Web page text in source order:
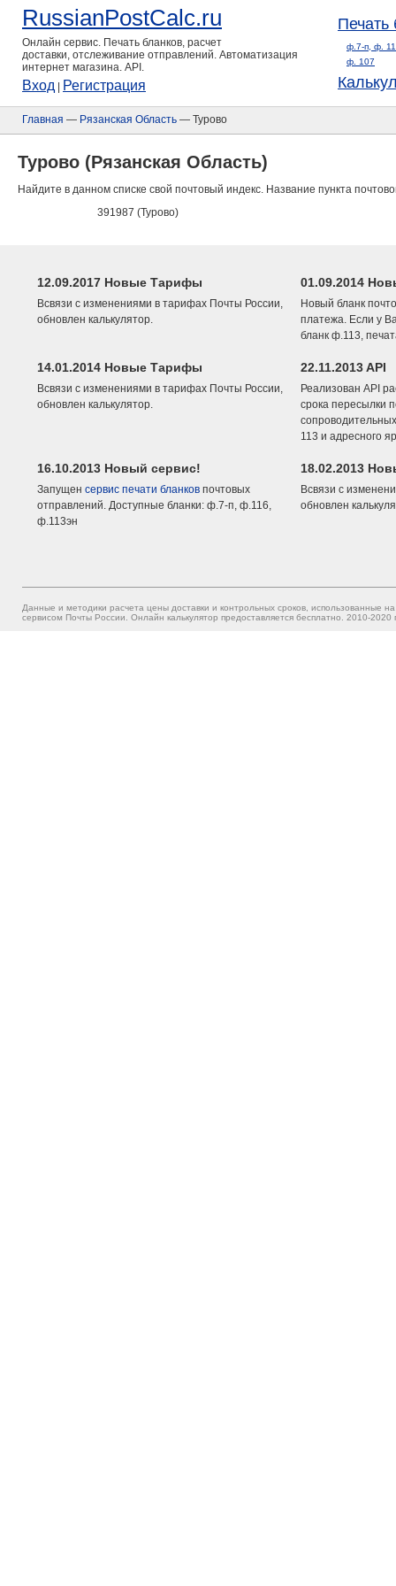
RussianPostCalc.ru
Онлайн сервис. Печать бланков, расчет
доставки, отслеживание отправлений. Автоматизация
интернет магазина. API.
Вход Регистрация
Печать
ф.7-п, ф.
ф. 107
Главная — Рязанская Область — Турово
Турово (Рязанская Область)
Найдите в данном списке свой почтовый индекс. Название пункта
391987 (Турово)
12.09.2017 Новые Тарифы
Всвязи с изменениями в тарифах Почты России,
обновлен калькулятор.
01.09.2014
Новый бланк
платежа. Если у
бланк ф.113,
14.01.2014 Новые Тарифы
Всвязи с изменениями в тарифах Почты России,
обновлен калькулятор.
22.11.2013 API
Реализован API
срока пересылки
113 и адресного
16.10.2013 Новый сервис!
Запущен сервис печати бланков почтовых
отправлений. Доступные бланки: ф.7-п, ф.116,
ф.113эн
18.02.2013
Всвязи с
обновлен
Данные и методики расчета цены доставки и контрольных сроков, использованные
сервисом Почты России. Онлайн калькулятор предоставляется бесплатно. 2010-2020